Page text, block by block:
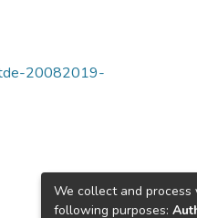
20082019-
We collect and
following purposes: